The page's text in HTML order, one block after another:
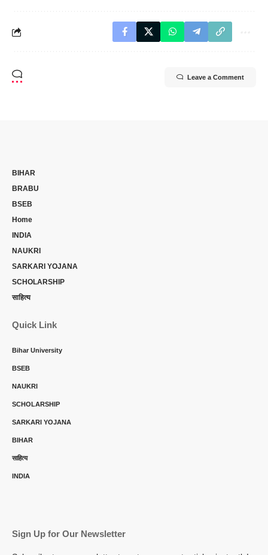
Leave a Comment
BIHAR
BRABU
BSEB
Home
INDIA
NAUKRI
SARKARI YOJANA
SCHOLARSHIP
साहित्य
Quick Link
Bihar University
BSEB
NAUKRI
SCHOLARSHIP
SARKARI YOJANA
BIHAR
साहित्य
INDIA
Sign Up for Our Newsletter